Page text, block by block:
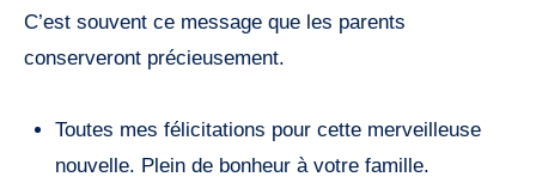
C’est souvent ce message que les parents
conserveront précieusement.
Toutes mes félicitations pour cette merveilleuse
nouvelle. Plein de bonheur à votre famille.